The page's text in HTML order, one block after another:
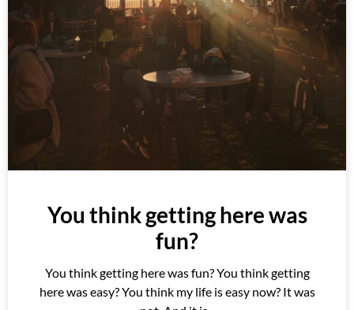
You think getting here was
fun?
You think getting here was fun? You think getting
here was easy? You think my life is easy now? It was